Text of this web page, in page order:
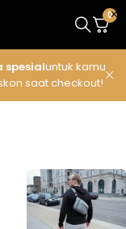
spesialuntuk kamu
saat checkout!
0